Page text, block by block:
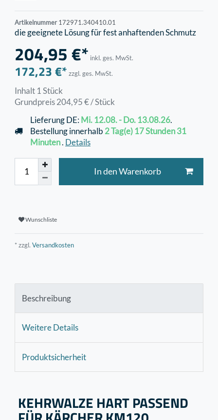
Artikelnummer172971.340410.01
die geeignete Lösung für fest anhaftenden Schmutz
204,95 €* inkl. ges. MwSt.
172,23 €* zzgl. ges. MwSt.
Inhalt 1Stück
Grundpreis204,95 € / Stück
Lieferung DE:Mi. 12.08. - Do. 13.08.26.
Bestellung innerhalb 2 Tag(e) 17 Stunden31
Minuten. Details
In den Warenkorb
Wunschliste
* zzgl. Versandkosten
Beschreibung
Weitere Details
Produktsicherheit
KEHRWALZE HART PASSEND